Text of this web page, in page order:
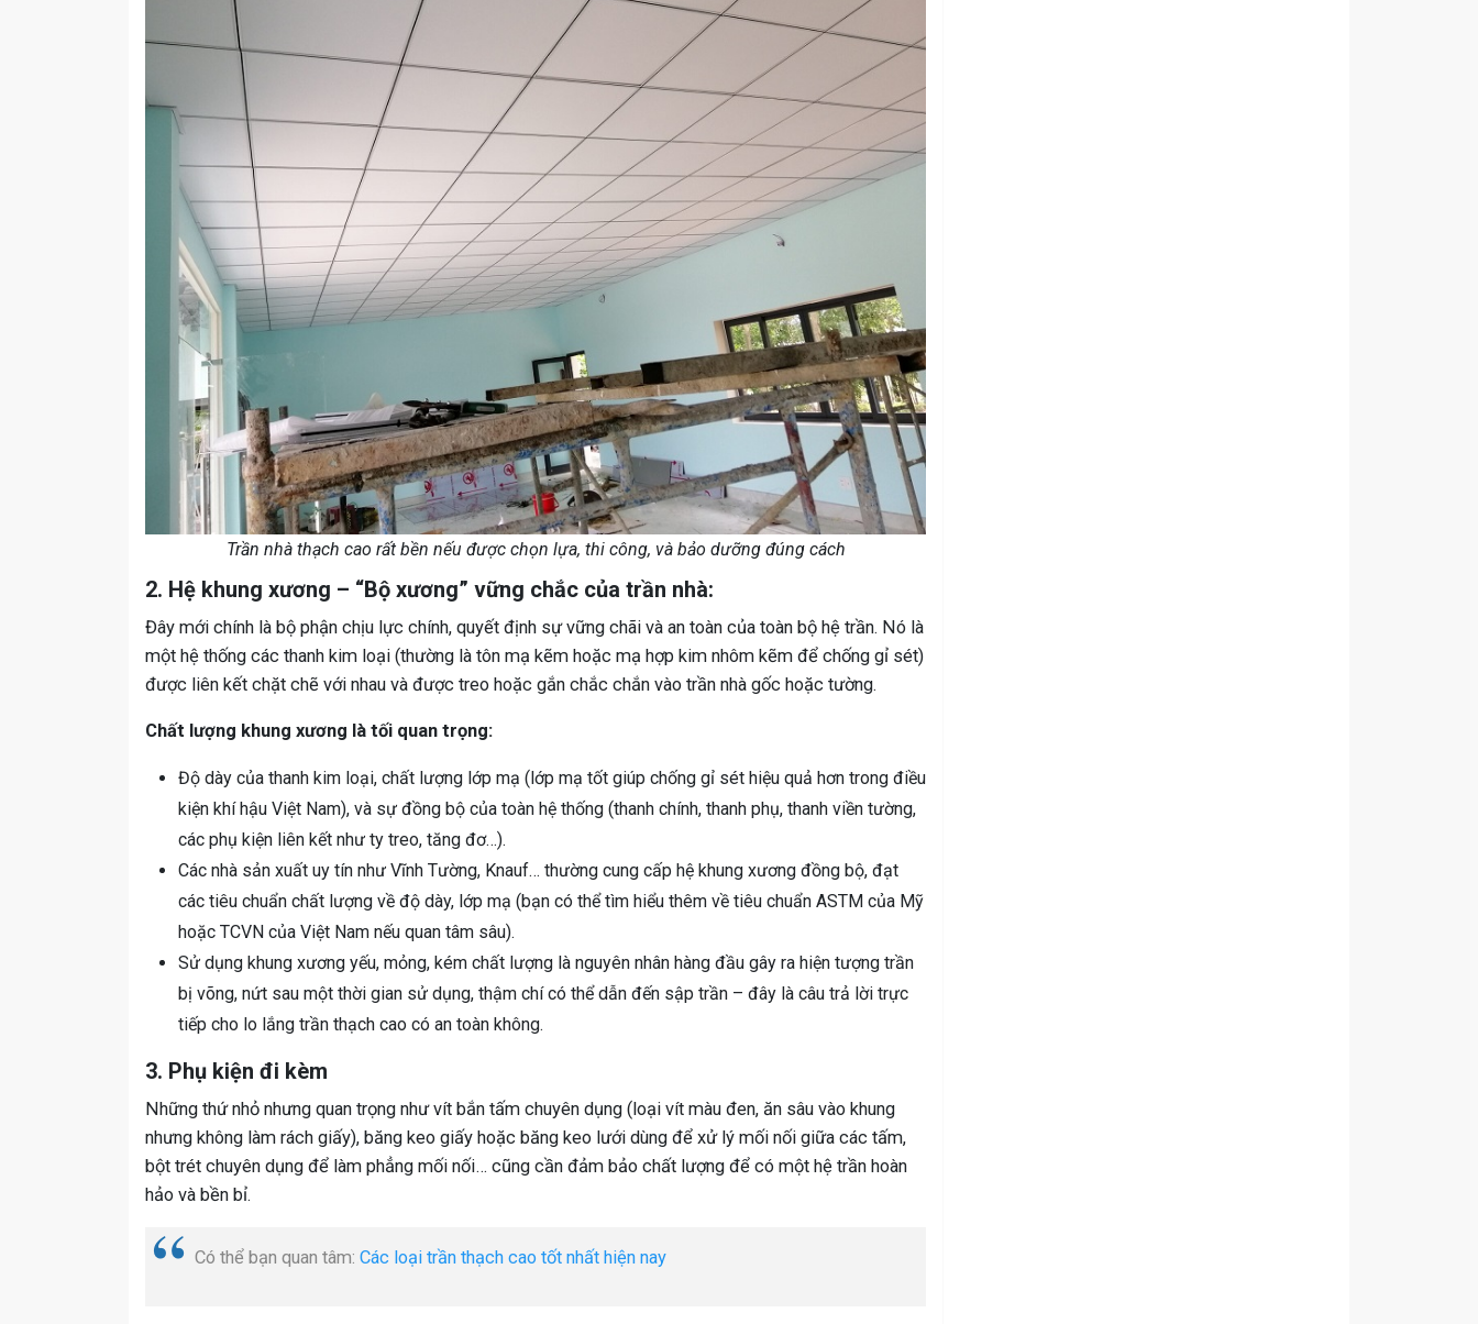
Trần nhà thạch cao rất bền nếu được chọn lựa, thi công, và bảo dưỡng đúng cách
2. Hệ khung xương – “Bộ xương” vững chắc của trần nhà:
Đây mới chính là bộ phận chịu lực chính, quyết định sự vững chãi và an toàn của toàn bộ hệ trần. Nó là
một hệ thống các thanh kim loại (thường là tôn mạ kẽm hoặc mạ hợp kim nhôm kẽm để chống gỉ sét)
được liên kết chặt chẽ với nhau và được treo hoặc gắn chắc chắn vào trần nhà gốc hoặc tường.
Chất lượng khung xương là tối quan trọng:
Độ dày của thanh kim loại, chất lượng lớp mạ (lớp mạ tốt giúp chống gỉ sét hiệu quả hơn trong điều
kiện khí hậu Việt Nam), và sự đồng bộ của toàn hệ thống (thanh chính, thanh phụ, thanh viền tường,
các phụ kiện liên kết như ty treo, tăng đơ…).
Các nhà sản xuất uy tín như Vĩnh Tường, Knauf… thường cung cấp hệ khung xương đồng bộ, đạt
các tiêu chuẩn chất lượng về độ dày, lớp mạ (bạn có thể tìm hiểu thêm về tiêu chuẩn ASTM của Mỹ
hoặc TCVN của Việt Nam nếu quan tâm sâu).
Sử dụng khung xương yếu, mỏng, kém chất lượng là nguyên nhân hàng đầu gây ra hiện tượng trần
bị võng, nứt sau một thời gian sử dụng, thậm chí có thể dẫn đến sập trần – đây là câu trả lời trực
tiếp cho lo lắng trần thạch cao có an toàn không.
3. Phụ kiện đi kèm
Những thứ nhỏ nhưng quan trọng như vít bắn tấm chuyên dụng (loại vít màu đen, ăn sâu vào khung
nhưng không làm rách giấy), băng keo giấy hoặc băng keo lưới dùng để xử lý mối nối giữa các tấm,
bột trét chuyên dụng để làm phẳng mối nối… cũng cần đảm bảo chất lượng để có một hệ trần hoàn
hảo và bền bỉ.
Có thể bạn quan tâm: Các loại trần thạch cao tốt nhất hiện nay